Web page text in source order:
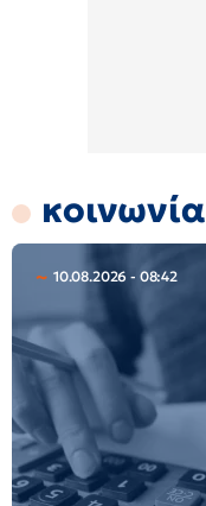
κοινωνία
10.08.2026 - 08:42